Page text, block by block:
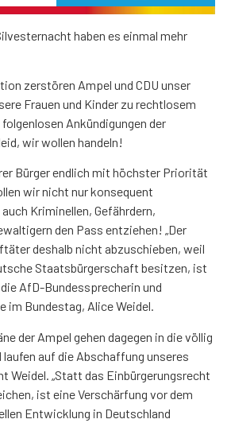
haben es einmal mehr
zerstören Ampel und CDU unser
Frauen und Kinder zu rechtlosem
Ankündigungen der
wir wollen handeln!
Bürger endlich mit höchster Priorität
wir nicht nur konsequent
Kriminellen, Gefährdern,
den Pass entziehen! „Der
deshalb nicht abzuschieben, weil
Staatsbürgerschaft besitzen, ist
AfD-Bundessprecherin und
im Bundestag, Alice Weidel.
der Ampel gehen dagegen in die völlig
auf die Abschaffung unseres
Weidel. „Statt das Einbürgerungsrecht
ist eine Verschärfung vor dem
Entwicklung in Deutschland